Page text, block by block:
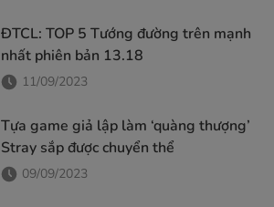
ĐTCL: TOP 5 Tướng đường trên mạnh
nhất phiên bản 13.18
11/09/2023
Tựa game giả lập làm ‘quàng thượng’
Stray sắp được chuyển thể
09/09/2023